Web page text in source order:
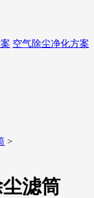
空气除尘净化方案
>
滤筒